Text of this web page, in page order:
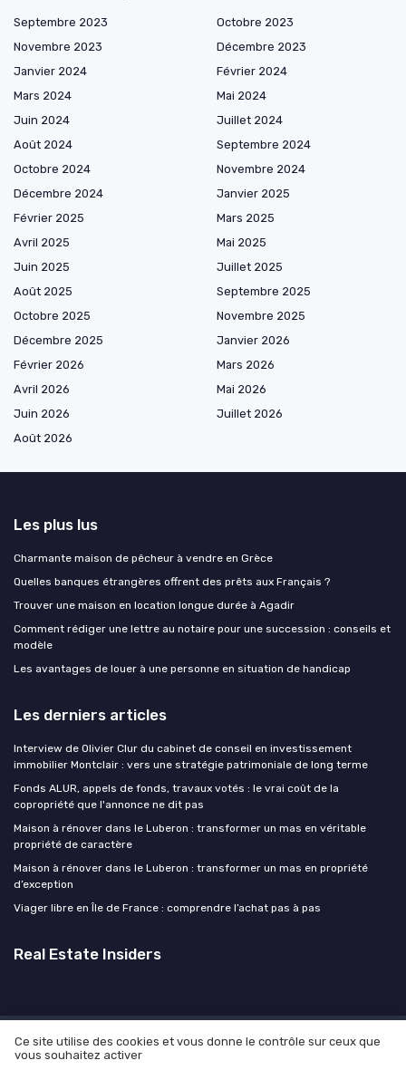
Septembre 2023
Octobre 2023
Novembre 2023
Décembre 2023
Janvier 2024
Février 2024
Mars 2024
Mai 2024
Juin 2024
Juillet 2024
Août 2024
Septembre 2024
Octobre 2024
Novembre 2024
Décembre 2024
Janvier 2025
Février 2025
Mars 2025
Avril 2025
Mai 2025
Juin 2025
Juillet 2025
Août 2025
Septembre 2025
Octobre 2025
Novembre 2025
Décembre 2025
Janvier 2026
Février 2026
Mars 2026
Avril 2026
Mai 2026
Juin 2026
Juillet 2026
Août 2026
Les plus lus
Charmante maison de pêcheur à vendre en Grèce
Quelles banques étrangères offrent des prêts aux Français ?
Trouver une maison en location longue durée à Agadir
Comment rédiger une lettre au notaire pour une succession : conseils et
modèle
Les avantages de louer à une personne en situation de handicap
Les derniers articles
Interview de Olivier Clur du cabinet de conseil en investissement
immobilier Montclair : vers une stratégie patrimoniale de long terme
Fonds ALUR, appels de fonds, travaux votés : le vrai coût de la
copropriété que l'annonce ne dit pas
Maison à rénover dans le Luberon : transformer un mas en véritable
propriété de caractère
Maison à rénover dans le Luberon : transformer un mas en propriété
d’exception
Viager libre en Île de France : comprendre l’achat pas à pas
Real Estate Insiders
Mentions légales Politique de confidentialité
Devis
Ce site utilise des cookies et vous donne le contrôle sur ceux que
vous souhaitez activer